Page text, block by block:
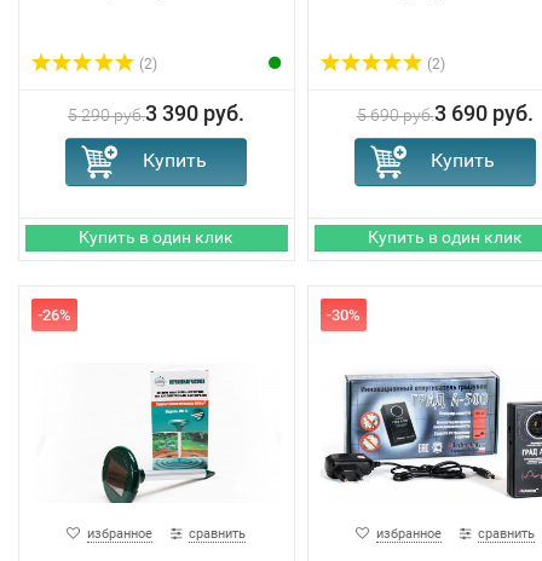
(2)
5 290 руб.3 390 руб.
(2)
5 690 руб.3 690 руб.
-26%
избранное сравнить
-30%
избранное сравнить